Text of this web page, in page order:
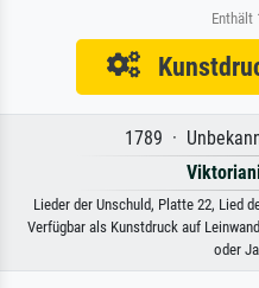
Enthält
1789 ·
Lieder der Unschuld, Platte 22, Lied
Verfügbar als Kunstdruck auf
oder